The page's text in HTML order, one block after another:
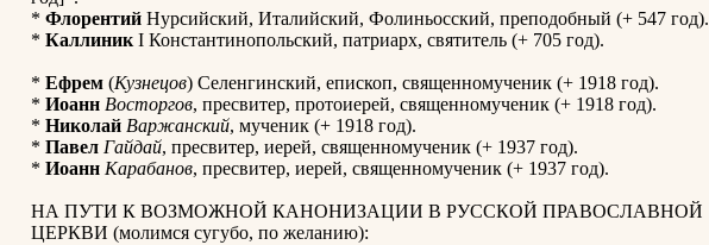
* Флорентий Нурсийский, Италийский, Фолиньосский, преподобный (+ 547 год).
* КаллиникI Константинопольский, патриарх, святитель (+ 705 год).
* Ефрем (Кузнецов) Селенгинский, епископ, священномученик (+ 1918 год).
* Иоанн Восторгов, пресвитер, протоиерей, священномученик (+ 1918 год).
* Николай Варжанский, мученик (+ 1918 год).
* Павел Гайдай, пресвитер, иерей, священномученик (+ 1937 год).
* Иоанн Карабанов, пресвитер, иерей, священномученик (+ 1937 год).
НА ПУТИ К ВОЗМОЖНОЙ КАНОНИЗАЦИИ В РУССКОЙ ПРАВОСЛАВНОЙ
ЦЕРКВИ (молимся сугубо, по желанию):